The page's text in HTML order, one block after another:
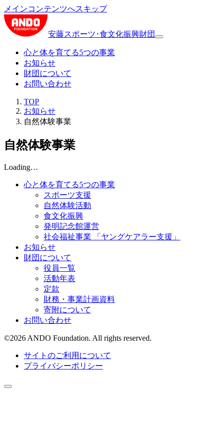
メインコンテンツへスキップ
安藤スポーツ･食文化振興財団
心と体を育てる5つの事業
お知らせ
財団について
お問い合わせ
TOP
お知らせ
自然体験事業
自然体験事業
Loading…
心と体を育てる5つの事業
スポーツ支援
自然体験活動
食文化振興
発明記念館運営
社会福祉事業 「ヤングケアラー支援」
お知らせ
財団について
役員一覧
活動年表
定款
財務・事業計画資料
寄附について
お問い合わせ
©2026 ANDO Foundation. All rights reserved.
サイトのご利用について
プライバシーポリシー